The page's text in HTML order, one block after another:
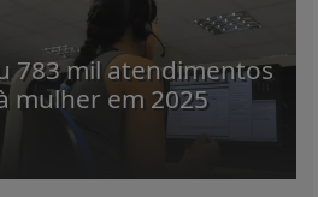
783 mil atendimentos
mulher em 2025